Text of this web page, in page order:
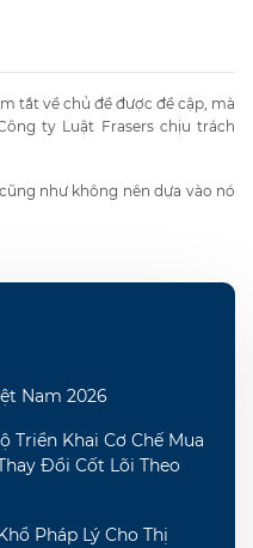
tắt về chủ đề được đề cập, mà
ty Luật Frasers chịu trách
như không nên dựa vào nó
Nam 2026
Triển Khai Cơ Chế Mua
Đổi Cốt Lõi Theo
Pháp Lý Cho Thị